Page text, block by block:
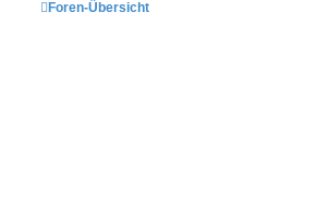
Foren-Übersicht